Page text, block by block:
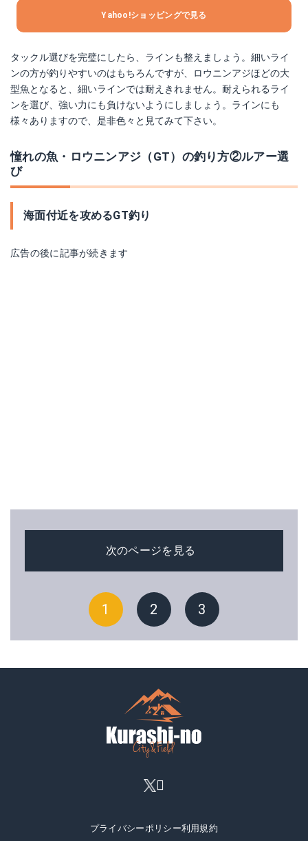
Yahoo!ショッピングで見る
タックル選びを完璧にしたら、ラインも整えましょう。細いライ
ンの方が釣りやすいのはもちろんですが、ロウニンアジほどの大
型魚となると、細いラインでは耐えきれません。耐えられるライ
ンを選び、強い力にも負けないようにしましょう。ラインにも
様々ありますので、是非色々と見てみて下さい。
憧れの魚・ロウニンアジ（GT）の釣り方②ルアー選
び
海面付近を攻めるGT釣り
広告の後に記事が続きます
次のページを見る
1 2 3
プライバシーポリシー利用規約